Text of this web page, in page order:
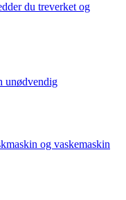
du treverket og
unødvendig
og vaskemaskin